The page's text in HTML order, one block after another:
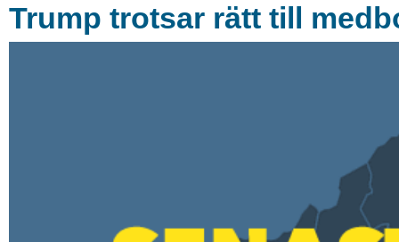
Trump trotsar rätt till